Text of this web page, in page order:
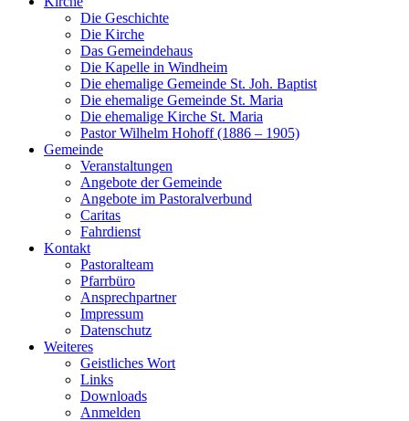
Die Geschichte
Die Kirche
Das Gemeindehaus
Die Kapelle in Windheim
Die ehemalige Gemeinde St. Joh. Baptist
Die ehemalige Gemeinde St. Maria
Die ehemalige Kirche St. Maria
Pastor Wilhelm Hohoff (1886 – 1905)
Gemeinde
Veranstaltungen
Angebote der Gemeinde
Angebote im Pastoralverbund
Caritas
Fahrdienst
Kontakt
Pastoralteam
Pfarrbüro
Ansprechpartner
Impressum
Datenschutz
Weiteres
Geistliches Wort
Links
Downloads
Anmelden